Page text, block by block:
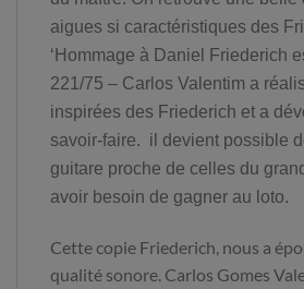
aigues si caractéristiques des
‘Hommage à Daniel Friederich
221/75 – Carlos Valentim a
inspirées des Friederich et a
savoir-faire. il devient possible
guitare proche de celles du
avoir besoin de gagner au loto.
Cette copie Friederich, nous a
qualité sonore. Carlos Gomes